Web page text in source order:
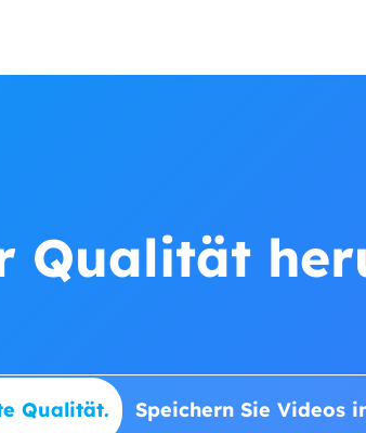
Qualität
Qualität. Speichern Sie Videos